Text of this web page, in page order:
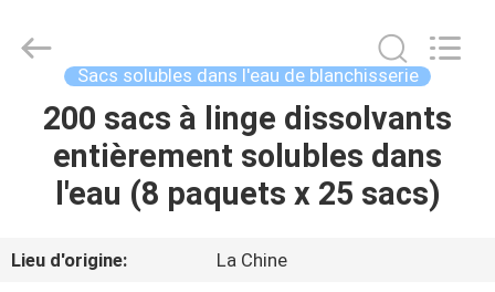
MAISON
PRODUITS
Greencradleland
Macromolecule
Sacs solubles dans l'eau de blanchisserie
200 sacs à linge dissolvants
entièrement solubles dans
l'eau (8 paquets x 25 sacs)
Lieu d'origine:
La Chine